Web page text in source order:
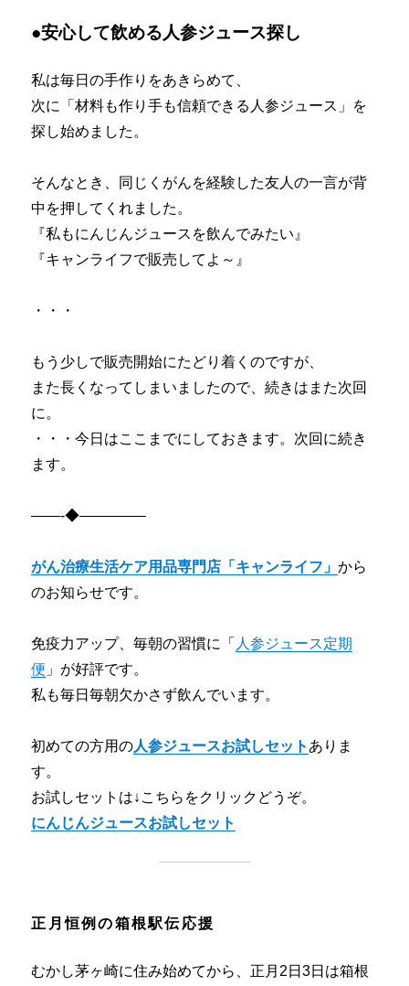
●安心して飲める人参ジュース探し
私は毎日の手作りをあきらめて、
次に「材料も作り手も信頼できる人参ジュース」を
探し始めました。
そんなとき、同じくがんを経験した友人の一言が背
中を押してくれました。
『私もにんじんジュースを飲んでみたい』
『キャンライフで販売してよ～』
・・・
もう少しで販売開始にたどり着くのですが、
また長くなってしまいましたので、続きはまた次回
に。
・・・今日はここまでにしておきます。次回に続き
ます。
——-◆————–
がん治療生活ケア用品専門店「キャンライフ」から
のお知らせです。
免疫力アップ、毎朝の習慣に「 人参ジュース定期
便 」が好評です。
私も毎日毎朝欠かさず飲んでいます。
初めての方用の人参ジュースお試しセット ありま
す。
お試しセットは↓こちらをクリックどうぞ。
にんじんジュースお試しセット
正月恒例の箱根駅伝応援
むかし茅ヶ崎に住み始めてから、正月2日3日は箱根